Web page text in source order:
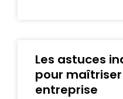
Les astuces
pour
entreprise